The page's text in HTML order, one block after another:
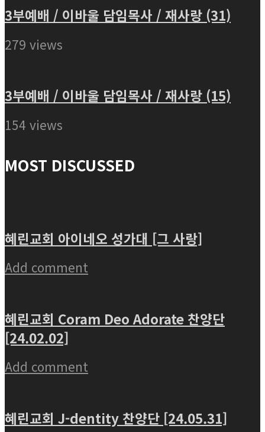
3부예배 / 이바울 담임목사 / 재사랑 (31)
279 views
3부예배 / 이바울 담임목사 / 재사랑 (15)
154 views
MOST DISCUSSED
혜린교회 아이네오 성가대 [그 사랑]
Add comment
혜린교회 Coram Deo Adorate 찬양단
[24.02.02]
Add comment
혜린교회 J-dentity 찬양단 [24.05.31]